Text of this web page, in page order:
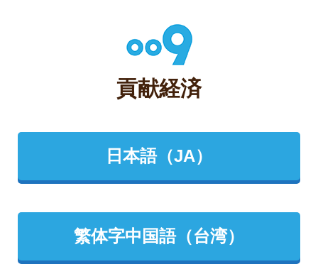
貢献経済
日本語（JA）
繁体字中国語（台湾）